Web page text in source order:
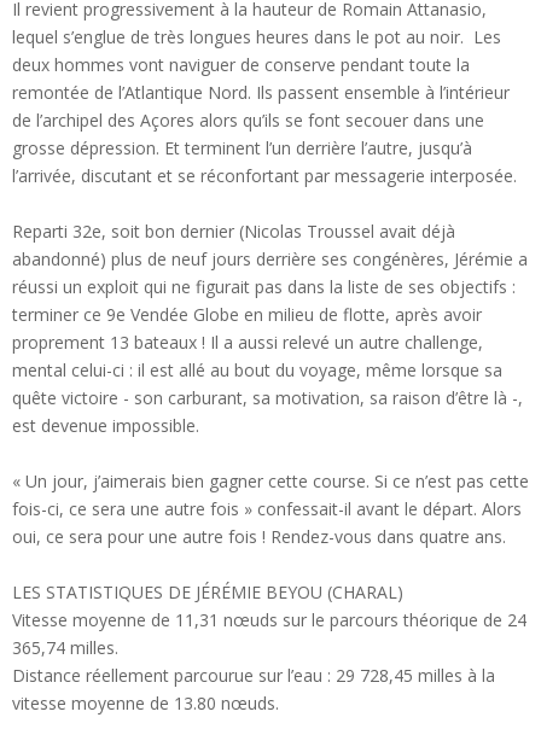
Il revient progressivement à la hauteur de Romain Attanasio,
lequel s’englue de très longues heures dans le pot au noir. Les
deux hommes vont naviguer de conserve pendant toute la
remontée de l’Atlantique Nord. Ils passent ensemble à l’intérieur
de l’archipel des Açores alors qu’ils se font secouer dans une
grosse dépression. Et terminent l’un derrière l’autre, jusqu’à
l’arrivée, discutant et se réconfortant par messagerie interposée.
Reparti 32e, soit bon dernier (Nicolas Troussel avait déjà
abandonné) plus de neuf jours derrière ses congénères, Jérémie a
réussi un exploit qui ne figurait pas dans la liste de ses objectifs :
terminer ce 9e Vendée Globe en milieu de flotte, après avoir
proprement 13 bateaux ! Il a aussi relevé un autre challenge,
mental celui-ci : il est allé au bout du voyage, même lorsque sa
quête victoire - son carburant, sa motivation, sa raison d’être là -,
est devenue impossible.
« Un jour, j’aimerais bien gagner cette course. Si ce n’est pas cette
fois-ci, ce sera une autre fois » confessait-il avant le départ. Alors
oui, ce sera pour une autre fois ! Rendez-vous dans quatre ans.
LES STATISTIQUES DE JÉRÉMIE BEYOU (CHARAL)
Vitesse moyenne de 11,31 nœuds sur le parcours théorique de 24
365,74 milles.
Distance réellement parcourue sur l’eau : 29 728,45 milles à la
vitesse moyenne de 13.80 nœuds.